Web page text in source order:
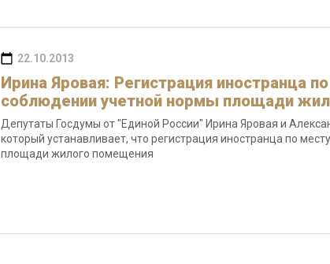
22.10.2013
Ирина Яровая: Регистрация иностранца
соблюдении учетной нормы площади
Депутаты Госдумы от "Единой России" Ирина Яровая и
который устанавливает, что регистрация иностранца по
площади жилого помещения